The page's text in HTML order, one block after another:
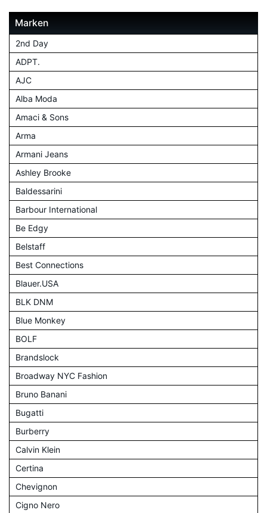
Marken
2nd Day
ADPT.
AJC
Alba Moda
Amaci & Sons
Arma
Armani Jeans
Ashley Brooke
Baldessarini
Barbour International
Be Edgy
Belstaff
Best Connections
Blauer.USA
BLK DNM
Blue Monkey
BOLF
Brandslock
Broadway NYC Fashion
Bruno Banani
Bugatti
Burberry
Calvin Klein
Certina
Chevignon
Cigno Nero